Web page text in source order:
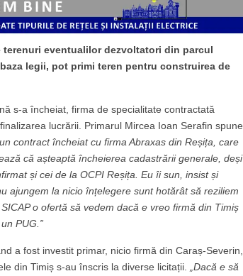
terenuri eventualilor dezvoltatori din parcul
legii, pot primi teren pentru construirea de
s-a încheiat, firma de specialitate contractată
lucrării. Primarul Mircea Ioan Serafin spune
contract încheiat cu firma Abraxas din Reșița, care
că așteaptă încheierea cadastrării generale, deși
și cei de la OCPI Reșița. Eu îi sun, insist și
ajungem la nicio înțelegere sunt hotărât să reziliem
o ofertă să vedem dacă e vreo firmă din Timiș
PUG.”
a fost investit primar, nicio firmă din Caraș-Severin,
din Timiș s-au înscris la diverse licitații.
„Dacă e să